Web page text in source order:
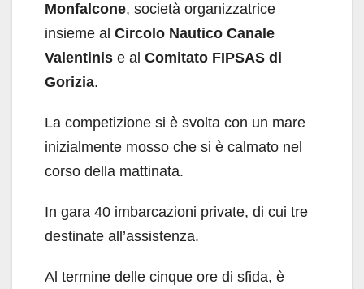
Monfalcone, società organizzatrice
insieme al Circolo Nautico Canale
Valentinis e al Comitato FIPSAS di
Gorizia.
La competizione si è svolta con un mare
inizialmente mosso che si è calmato nel
corso della mattinata.
In gara 40 imbarcazioni private, di cui tre
destinate all’assistenza.
Al termine delle cinque ore di sfida, è